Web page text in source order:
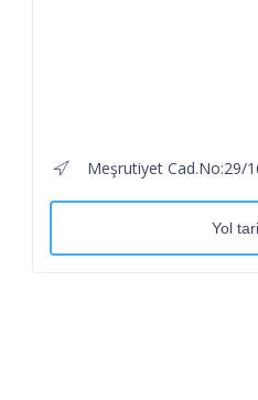
Meşrutiyet Cad.No:29/
Yol